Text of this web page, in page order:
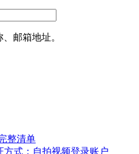
邮箱地址。
整清单
方式：自拍视频登录账户